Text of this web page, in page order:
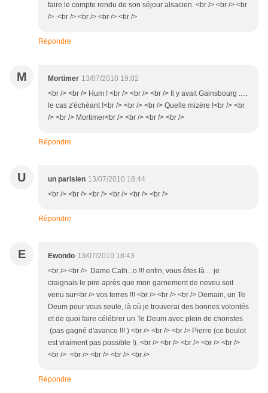
faire le compte rendu de son séjour alsacien. <br /> <br /> <br
/> <br /> <br /> <br /> <br />
Répondre
M Mortimer 13/07/2010 19:02
<br /> <br /> Hum ! <br /> <br /> <br /> Il y avait Gainsbourg .....
le cas z'échéant !<br /> <br /> <br /> Quelle mizère !<br /> <br
/> <br /> Mortimer<br /> <br /> <br /> <br />
Répondre
U un parisien 13/07/2010 18:44
<br /> <br /> <br /> <br /> <br /> <br />
Répondre
E Ewondo 13/07/2010 18:43
<br /> <br /> Dame Cath...o !!! enfin, vous êtes là ... je
craignais le pire après que mon garnement de neveu soit
venu sur<br /> vos terres !!! <br /> <br /> <br /> Demain, un Te
Deum pour vous seule, là où je trouverai des bonnes volontés
et de quoi faire célébrer un Te Deum avec plein de choristes
(pas gagné d'avance !!! ) <br /> <br /> <br /> Pierre (ce boulot
est vraiment pas possible !). <br /> <br /> <br /> <br /> <br />
<br /> <br /> <br /> <br /> <br />
Répondre